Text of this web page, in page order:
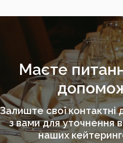
Маєте
Залиште свої контактні
з вами для уточнення
наших